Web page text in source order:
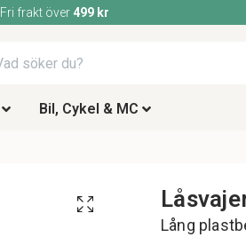
Fri frakt över 499 kr
Bil, Cykel & MC
Lång